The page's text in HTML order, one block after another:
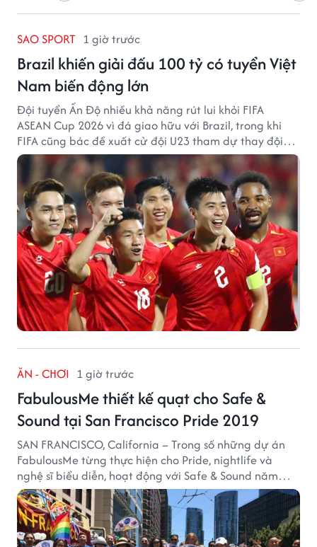
SAO SPORT 1 giờ trước
Brazil khiến giải đấu 100 tỷ có tuyển Việt
Nam biến động lớn
Đội tuyển Ấn Độ nhiều khả năng rút lui khỏi FIFA
ASEAN Cup 2026 vì đá giao hữu với Brazil, trong khi
FIFA cũng bác đề xuất cử đội U23 tham dự thay đội
tuyển quốc gia.
ĂN - CHƠI 1 giờ trước
FabulousMe thiết kế quạt cho Safe &
Sound tại San Francisco Pride 2019
SAN FRANCISCO, California – Trong số những dự án
FabulousMe từng thực hiện cho Pride, nightlife và
nghệ sĩ biểu diễn, hoạt động với Safe & Sound năm
2019 mang một bối cảnh khác biệt. Safe & Sound là tổ
chức phi lợi nhuận tại San Francisco hoạt động trong
lĩnh vực phòng ngừa bạo hành trẻ em, hỗ trợ gia đình
và xây dựng môi trường an toàn cho trẻ em.